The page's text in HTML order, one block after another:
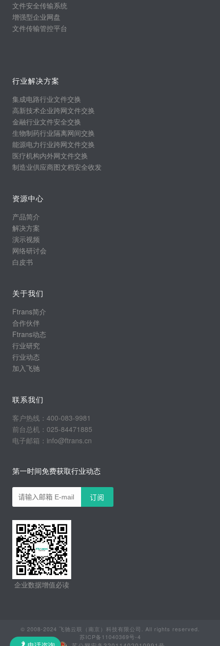
文件安全传输系统
增强型企业网盘
文件传输管控平台
行业解决方案
集成电路行业文件交换
高新技术企业跨网文件交换
金融行业文件安全交换
生物制药行业隔离网间交换
能源电力行业跨网文件交换
医疗机构内外网文件交换
制造业供应商图文档安全收发
资源中心
产品简介
解决方案
演示视频
网络研讨会
白皮书
关于我们
Ftrans简介
合作伙伴
Ftrans动态
行业研究
行业动态
加入飞驰
联系我们
客户热线：400-083-9981
前台总机：025-84471885
电子邮箱：info@ftrans.cn
第一时间免费获取行业动态
企业数据增值必读
© 2008-2024 飞驰云联（南京）科技有限公司. All rights reserved.
苏ICP备11040369号-4